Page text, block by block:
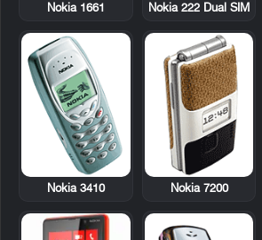
Nokia 222 Dual SIM
Nokia 1661
Nokia 7200
Nokia 3410